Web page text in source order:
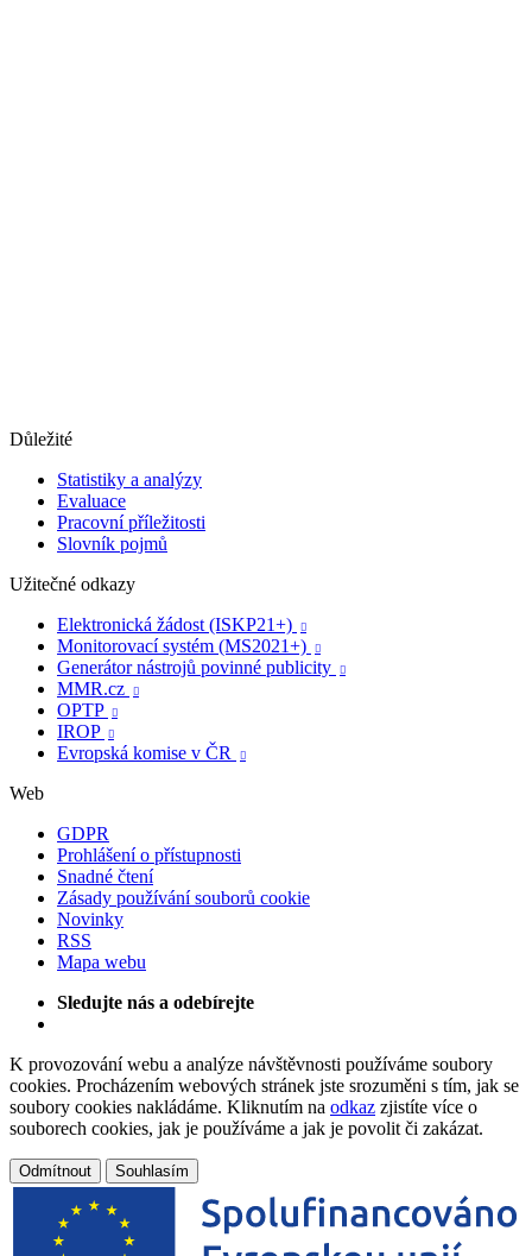
Důležité
Statistiky a analýzy
Evaluace
Pracovní příležitosti
Slovník pojmů
Užitečné odkazy
Elektronická žádost (ISKP21+)

Monitorovací systém (MS2021+) 
Generátor nástrojů povinné publicity 
MMR.cz 
OPTP 
IROP 
Evropská komise v ČR 
Web
GDPR
Prohlášení o přístupnosti
Snadné čtení
Zásady používání souborů cookie
Novinky
RSS
Mapa webu
Sledujte nás a odebírejte
K provozování webu a analýze návštěvnosti používáme soubory
cookies. Procházením webových stránek jste srozuměni s tím, jak se
soubory cookies nakládáme. Kliknutím na odkaz zjistíte více o
souborech cookies, jak je používáme a jak je povolit či zakázat.
Odmítnout Souhlasím